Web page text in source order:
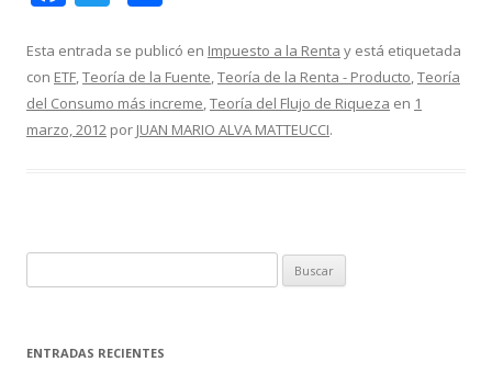
e
b
o
itt
er
m
p
ar
Esta entrada se publicó en Impuesto a la Renta y está etiquetada
con ETF,Teoría de la Fuente,Teoría de la Renta - Producto,Teoría
del Consumo más increme,Teoría del Flujo de Riqueza en 1
marzo, 2012 por JUAN MARIO ALVA MATTEUCCI.
u
c
ENTRADAS RECIENTES